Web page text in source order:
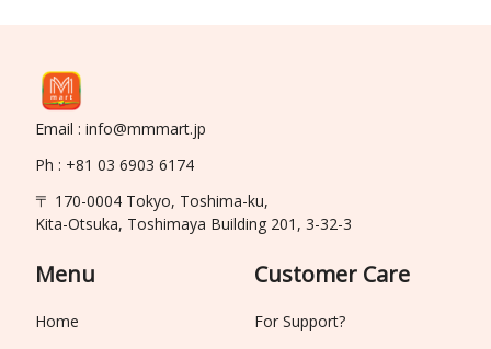
Email : info@mmmart.jp
Ph : +81 03 6903 6174
〒 170-0004 Tokyo, Toshima-ku,
Kita-Otsuka, Toshimaya Building 201, 3-32-3
Menu
Home
Customer Care
For Support?